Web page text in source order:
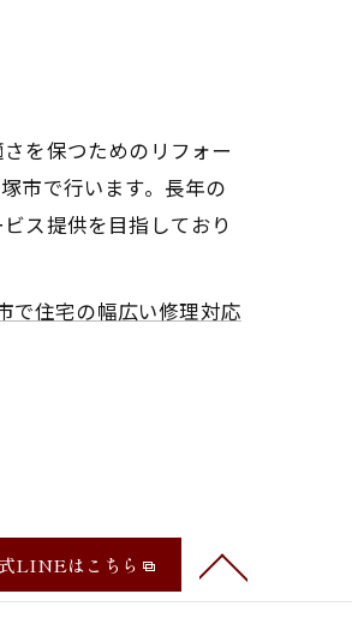
を保つためのリフォー
市で行います。長年の
ス提供を目指しており
で住宅の幅広い修理対応
LINEはこちら